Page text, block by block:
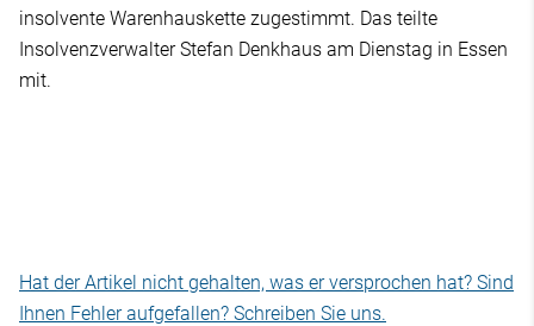
insolvente Warenhauskette zugestimmt. Das teilte
Insolvenzverwalter Stefan Denkhaus am Dienstag in Essen
mit.
Hat der Artikel nicht gehalten, was er versprochen hat? Sind
Ihnen Fehler aufgefallen? Schreiben Sie uns.